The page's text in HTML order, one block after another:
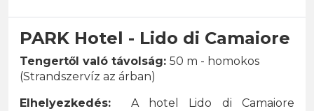
PARK Hotel - Lido di Camaiore
Tengertől való távolság: 50 m - homokos
(Strandszervíz az árban)
Elhelyezkedés: A hotel Lido di Camaiore